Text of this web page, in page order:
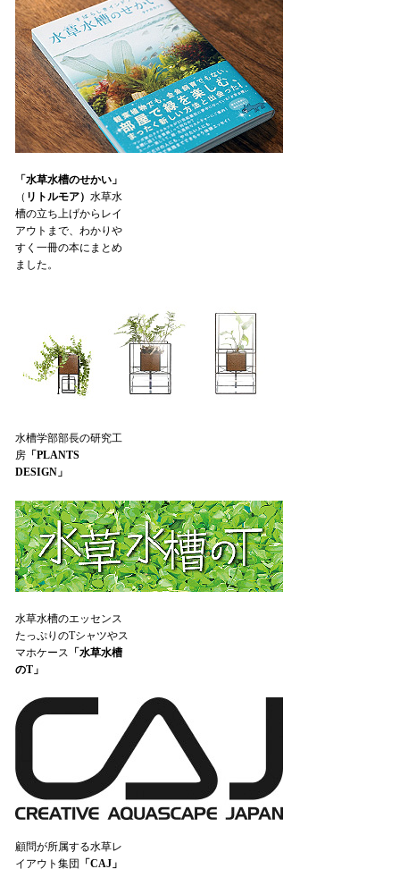
「水草水槽のせかい」
（ リトルモア） 水草水
槽の立ち上げからレイ
アウトまで、わかりや
すく一冊の本にまとめ
ました。
水槽学部部長の研究工
房「PLANTS
DESIGN」
水草水槽のエッセンス
たっぷりのTシャツやス
マホケース 「水草水槽
のT」
顧問が所属する水草レ
イアウト集団
「CAJ」